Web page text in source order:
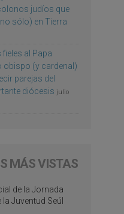
judíos que
sólo) en Tierra
al Papa
obispo (y cardenal)
parejas del
diócesis julio
MÁS VISTAS
de la Jornada
Juventud Seúl